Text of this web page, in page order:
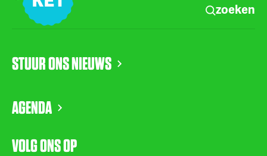
zoeken
STUUR ONS NIEUWS
AGENDA
VOLG ONS OP